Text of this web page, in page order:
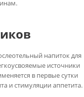
напиток для
источники
в первые сутки
и стимуляции аппетита.